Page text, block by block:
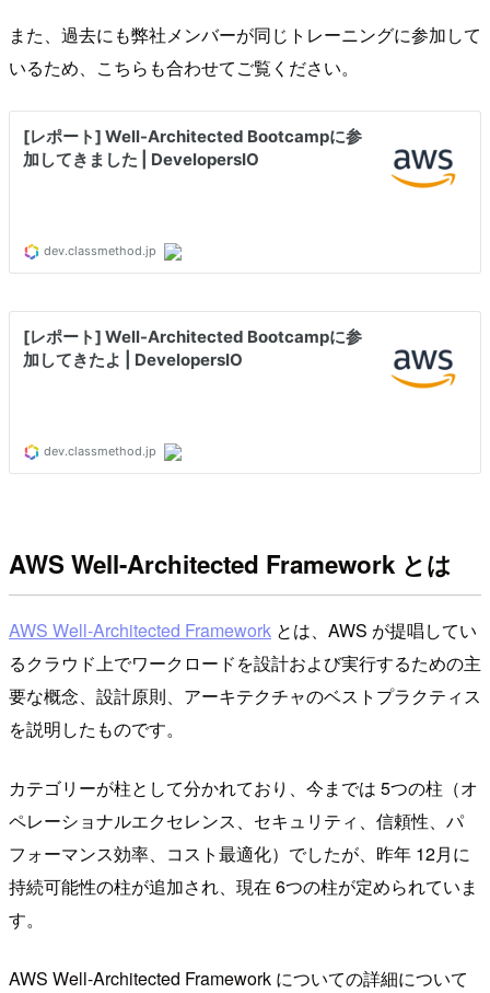
また、過去にも弊社メンバーが同じトレーニングに参加して
いるため、こちらも合わせてご覧ください。
AWS Well-Architected Framework とは
AWS Well-Architected Framework とは、AWS が提唱してい
るクラウド上でワークロードを設計および実行するための主
要な概念、設計原則、アーキテクチャのベストプラクティス
を説明したものです。
カテゴリーが柱として分かれており、今までは 5つの柱（オ
ペレーショナルエクセレンス、セキュリティ、信頼性、パ
フォーマンス効率、コスト最適化）でしたが、昨年 12月に
持続可能性の柱が追加され、現在 6つの柱が定められていま
す。
AWS Well-Architected Framework についての詳細について